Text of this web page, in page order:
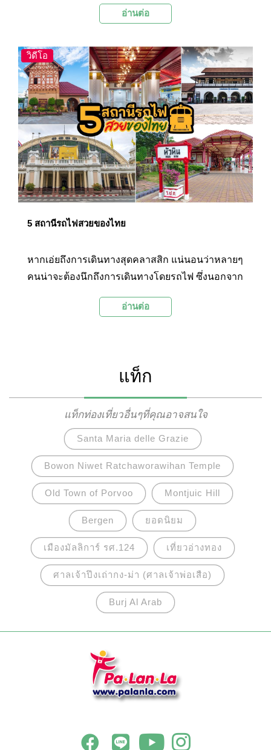
เอกลักษณ์ โดดเด่นด้วยอาคารไม้สีเหลืองอมน้ำตาล
สถาปัตยกรรมแบบบาวาเรียนเฟรมเฮาส์ หรือแบบ
โครงไม้ ซึ่งเป็นสถาปัตยกรรมที่ได้รับความนิยมอย่าง
ยิ่งในแคว้นบาวาเรีย ประเทศเยอรมนี
อ่านต่อ
วิดีโอ
5 สถานีรถไฟสวยของไทย
หากเอ่ยถึงการเดินทางสุดคลาสสิก แน่นอนว่าหลายๆ
คนน่าจะต้องนึกถึงการเดินทางโดยรถไฟ ซึ่งนอกจาก
ท่องเที่ยวต่างๆ อันเป็นจุดหมายปลายทางแล้ว สถานี
จะมีที่ไหนบ้างนั้น ไปติดตามพร้อมๆ กันเลยค่ะ!
อ่านต่อ
แท็ก
แท็กท่องเที่ยวอื่นๆที่คุณอาจสนใจ
Santa Maria delle Grazie
Bowon Niwet Ratchaworawihan Temple
Old Town of Porvoo Montjuic Hill
Bergen ยอดนิยม
เมืองมัลลิการ์ รศ.124 เที่ยวอ่างทอง
ศาลเจ้าปึงเถ่ากง-ม่า (ศาลเจ้าพ่อเสือ)
Burj Al Arab